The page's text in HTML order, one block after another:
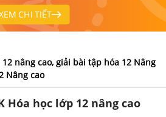
CHI TIẾT
nâng cao, giải bài tập hóa 12 Nâng
Nâng cao
Hóa học lớp 12 nâng cao